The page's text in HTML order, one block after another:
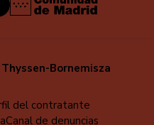
Bornemisza
del contratante
Canal de denuncias